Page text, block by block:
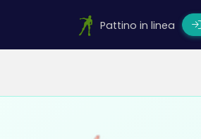
Pattino in linea